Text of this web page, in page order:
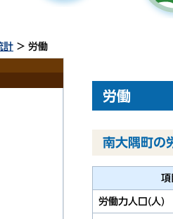
計 > 労働
労働
南大隅町の
項
労働力人口(人)